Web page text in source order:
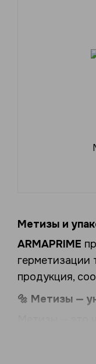
Метизы и
ARMAPRIME
герметизации
продукция,
🔩 Метизы —